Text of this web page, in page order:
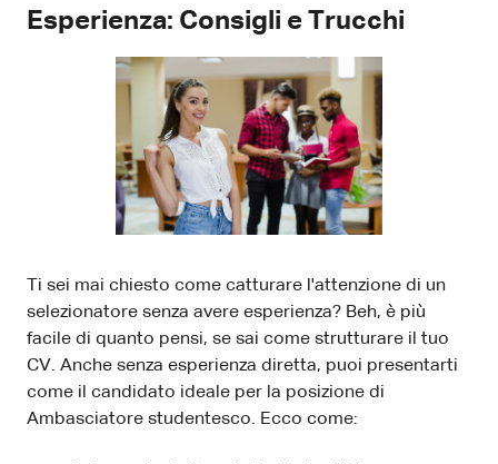
Esperienza: Consigli e Trucchi
Ti sei mai chiesto come catturare l'attenzione di un
selezionatore senza avere esperienza? Beh, è più
facile di quanto pensi, se sai come strutturare il tuo
CV. Anche senza esperienza diretta, puoi presentarti
come il candidato ideale per la posizione di
Ambasciatore studentesco. Ecco come: